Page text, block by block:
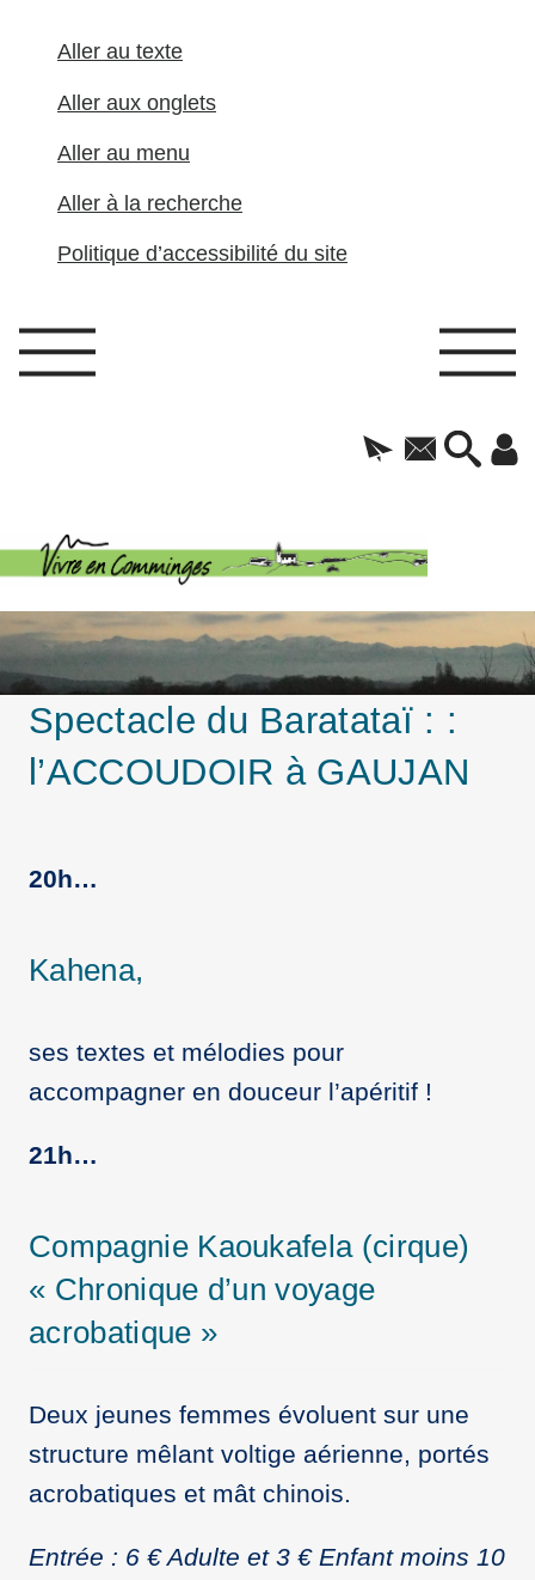
Aller au texte
Aller aux onglets
Aller au menu
Aller à la recherche
Politique d’accessibilité du site
Spectacle du Baratataï : :
l’ACCOUDOIR à GAUJAN
20h…
Kahena,
ses textes et mélodies pour
accompagner en douceur l’apéritif !
21h…
Compagnie Kaoukafela (cirque)
« Chronique d’un voyage
acrobatique »
Deux jeunes femmes évoluent sur une
structure mêlant voltige aérienne, portés
acrobatiques et mât chinois.
Entrée : 6 € Adulte et 3 € Enfant moins 10